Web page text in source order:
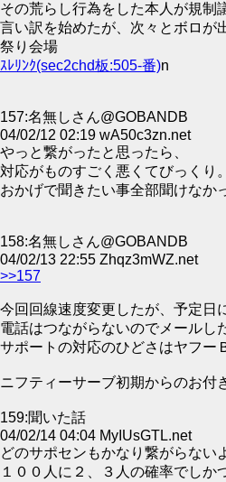
その荒らし行為をした本人が規制
言い訳を始めたが、次々とボロが
祭り会場
ｽﾚﾘﾝｸ(sec2chd板:505-番)n
157:名無しさん@GOBANDB
04/02/12 02:19 wA50c3zn.net
やっと繋がったと思ったら、
対応がものすごく悪くてびっくり。
おかげで聞きたい事全部聞けなか
158:名無しさん@GOBANDB
04/02/13 22:55 Zhqz3mWZ.net
>>157
今回回線速度変更したが、予定日
電話はつながらないのでメールし
サポートの対応のひどさはヤフー
ニフティーサーブ初期からのお付
159:聞いた話
04/02/14 04:04 MyIUsGTL.net
どのサポセンもかなり繋がらない
１００人に２、３人の確率でしか